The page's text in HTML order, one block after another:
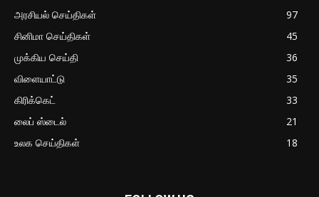
அரசியல் செய்திகள்
97
சினிமா செய்திகள்
45
முக்கிய செய்தி
36
விளையாட்டு
35
கிரிக்கெட்
33
லைப் ஸ்டைல்
21
உலக செய்திகள்
18